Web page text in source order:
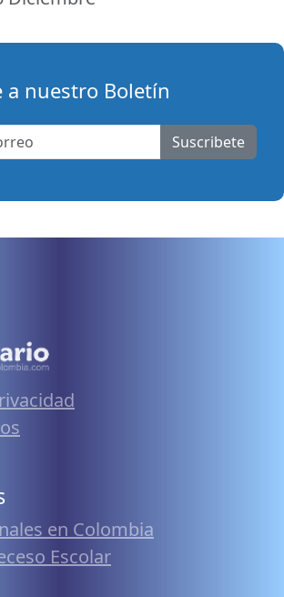
a nuestro Boletín
Suscribete
en Colombia
Escolar